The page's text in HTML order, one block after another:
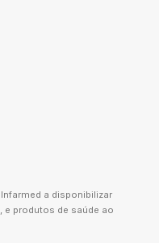
a disponibilizar
e produtos de saúde ao